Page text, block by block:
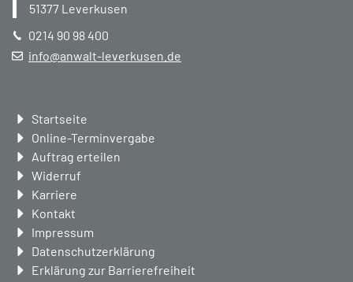
51377 Leverkusen
0214 90 98 400
info@anwalt-leverkusen.de
Navigation
überspringen
Startseite
Online-Terminvergabe
Auftrag erteilen
Widerruf
Karriere
Kontakt
Impressum
Datenschutzerklärung
Erklärung zur Barrierefreiheit